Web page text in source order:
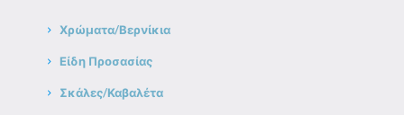
Χρώματα/Βερνίκια
Είδη Προσασίας
Σκάλες/Καβαλέτα